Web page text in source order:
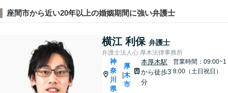
座間市から近い20年以上の婚姻期間に強い弁護士
横江 利保 弁護士
弁護士法人心 厚木法律事務所
神
奈
川
県
|
厚
木
市
本厚木駅
から徒歩3
分
営業時間：09:00~1
8:00（土日祝日）